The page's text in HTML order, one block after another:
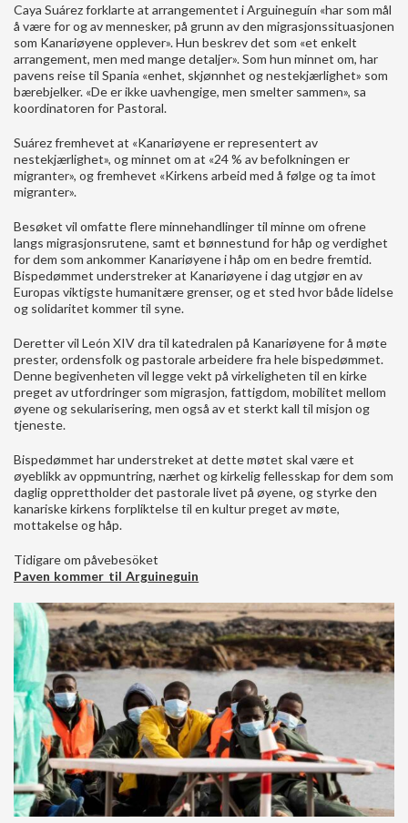
Caya Suárez forklarte at arrangementet i Arguineguín «har som mål
å være for og av mennesker, på grunn av den migrasjonssituasjonen
som Kanariøyene opplever». Hun beskrev det som «et enkelt
arrangement, men med mange detaljer». Som hun minnet om, har
pavens reise til Spania «enhet, skjønnhet og nestekjærlighet» som
bærebjelker. «De er ikke uavhengige, men smelter sammen», sa
koordinatoren for Pastoral.
Suárez fremhevet at «Kanariøyene er representert av
nestekjærlighet», og minnet om at «24 % av befolkningen er
migranter», og fremhevet «Kirkens arbeid med å følge og ta imot
migranter».
Besøket vil omfatte flere minnehandlinger til minne om ofrene
langs migrasjonsrutene, samt et bønnestund for håp og verdighet
for dem som ankommer Kanariøyene i håp om en bedre fremtid.
Bispedømmet understreker at Kanariøyene i dag utgjør en av
Europas viktigste humanitære grenser, og et sted hvor både lidelse
og solidaritet kommer til syne.
Deretter vil León XIV dra til katedralen på Kanariøyene for å møte
prester, ordensfolk og pastorale arbeidere fra hele bispedømmet.
Denne begivenheten vil legge vekt på virkeligheten til en kirke
preget av utfordringer som migrasjon, fattigdom, mobilitet mellom
øyene og sekularisering, men også av et sterkt kall til misjon og
tjeneste.
Bispedømmet har understreket at dette møtet skal være et
øyeblikk av oppmuntring, nærhet og kirkelig fellesskap for dem som
daglig opprettholder det pastorale livet på øyene, og styrke den
kanariske kirkens forpliktelse til en kultur preget av møte,
mottakelse og håp.
Tidigare om påvebesöket
Paven kommer til Arguineguin